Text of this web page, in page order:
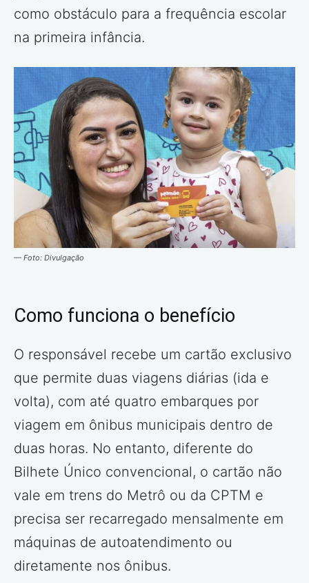
como obstáculo para a frequência escolar
na primeira infância.
— Foto: Divulgação
Como funciona o benefício
O responsável recebe um cartão exclusivo
que permite duas viagens diárias (ida e
volta), com até quatro embarques por
viagem em ônibus municipais dentro de
duas horas. No entanto, diferente do
Bilhete Único convencional, o cartão não
vale em trens do Metrô ou da CPTM e
precisa ser recarregado mensalmente em
máquinas de autoatendimento ou
diretamente nos ônibus.